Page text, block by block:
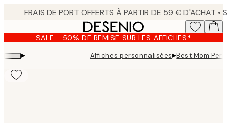
content.SALE - 50% DE REMISE SUR LES AFFICHES*
▸ Affiches personnalisées▸Best Mom